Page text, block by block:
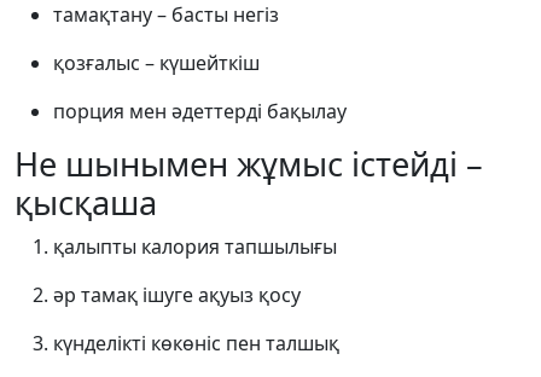
тамақтану – басты негіз
қозғалыс – күшейткіш
порция мен әдеттерді бақылау
Не шынымен жұмыс істейді –
қысқаша
қалыпты калория тапшылығы
әр тамақ ішуге ақуыз қосу
күнделікті көкөніс пен талшық